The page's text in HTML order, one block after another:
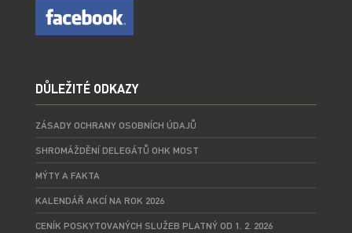
DŮLEŽITÉ ODKAZY
ZÁSADY OCHRANY OSOBNÍCH ÚDAJŮ
SHROMÁŽDĚNÍ DELEGÁTŮ OHK MOST
MÝTY A FAKTA
KALENDÁŘ AKCÍ NA ROK 2026
CENÍK POSKYTOVANÝCH SLUŽEB PLATNÝ OD 1. 2. 2026